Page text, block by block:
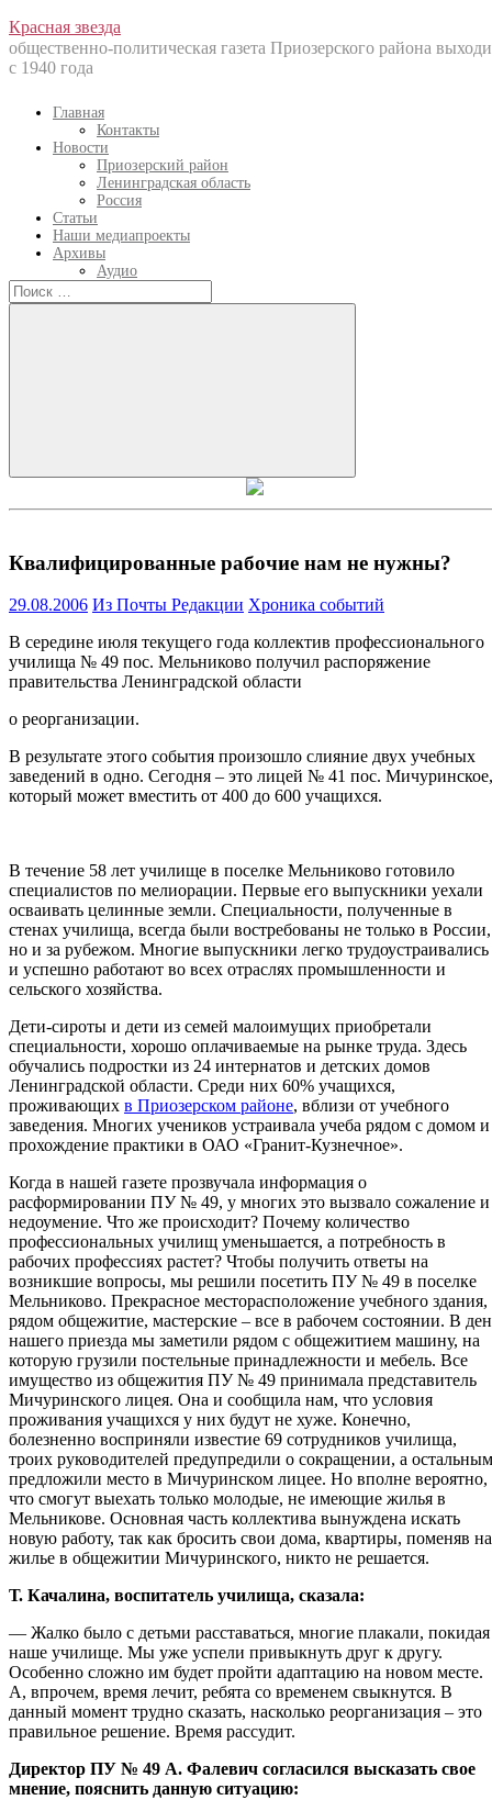
Перейти
к
содержанию
Красная звезда
общественно-политическая газета Приозерского района
с 1940 года
Главная
Контакты
Новости
Приозерский район
Ленинградская область
Россия
Статьи
Наши медиапроекты
Архивы
Аудио
Искать:
Искать
Квалифицированные рабочие нам не нужны?
29.08.2006 Из Почты Редакции Хроника событий
В середине июля текущего года коллектив профессионального
училища № 49 пос. Мельниково получил распоряжение
правительства Ленинградской области
о реорганизации.
В результате этого события произошло слияние двух учебных
заведений в одно. Сегодня – это лицей № 41 пос. Мичуринское,
который может вместить от 400 до 600 учащихся.
В течение 58 лет училище в поселке Мельниково готовило
специалистов по мелиорации. Первые его выпускники уехали
осваивать целинные земли. Специальности, полученные в
стенах училища, всегда были востребованы не только в России,
но и за рубежом. Многие выпускники легко трудоустраивались
и успешно работают во всех отраслях промышленности и
сельского хозяйства.
Дети-сироты и дети из семей малоимущих приобретали
специальности, хорошо оплачиваемые на рынке труда. Здесь
обучались подростки из 24 интернатов и детских домов
Ленинградской области. Среди них 60% учащихся,
проживающих в Приозерском районе, вблизи от учебного
заведения. Многих учеников устраивала учеба рядом с домом и
прохождение практики в ОАО «Гранит-Кузнечное».
Когда в нашей газете прозвучала информация о
расформировании ПУ № 49, у многих это вызвало сожаление и
недоумение. Что же происходит? Почему количество
профессиональных училищ уменьшается, а потребность в
рабочих профессиях растет? Чтобы получить ответы на
возникшие вопросы, мы решили посетить ПУ № 49 в поселке
Мельниково. Прекрасное месторасположение учебного здания,
рядом общежитие, мастерские – все в рабочем состоянии. В
нашего приезда мы заметили рядом с общежитием машину, на
которую грузили постельные принадлежности и мебель. Все
имущество из общежития ПУ № 49 принимала представитель
Мичуринского лицея. Она и сообщила нам, что условия
проживания учащихся у них будут не хуже. Конечно,
болезненно восприняли известие 69 сотрудников училища,
троих руководителей предупредили о сокращении, а остальным
предложили место в Мичуринском лицее. Но вполне вероятно,
что смогут выехать только молодые, не имеющие жилья в
Мельникове. Основная часть коллектива вынуждена искать
новую работу, так как бросить свои дома, квартиры, поменяв на
жилье в общежитии Мичуринского, никто не решается.
Т. Качалина, воспитатель училища, сказала:
— Жалко было с детьми расставаться, многие плакали, покидая
наше училище. Мы уже успели привыкнуть друг к другу.
Особенно сложно им будет пройти адаптацию на новом месте.
А, впрочем, время лечит, ребята со временем свыкнутся. В
данный момент трудно сказать, насколько реорганизация – это
правильное решение. Время рассудит.
Директор ПУ № 49 А. Фалевич согласился высказать свое
мнение, пояснить данную ситуацию: